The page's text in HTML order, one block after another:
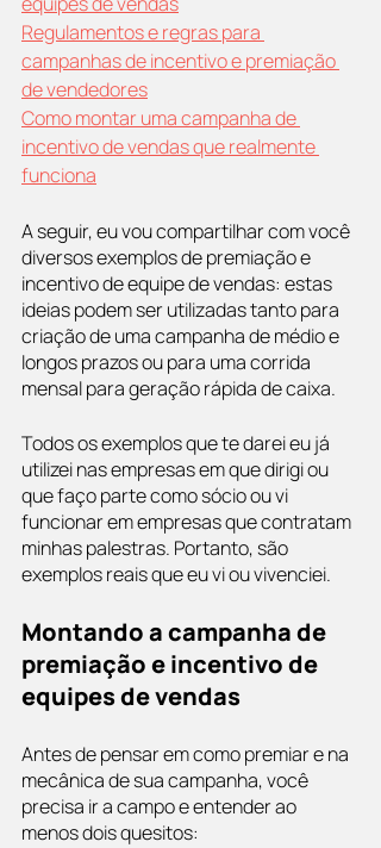
Regulamentos e regras para
campanhas de incentivo e premiação
de vendedores
Como montar uma campanha de
incentivo de vendas que realmente
funciona
A seguir, eu vou compartilhar com você
diversos exemplos de premiação e
incentivo de equipe de vendas: estas
ideias podem ser utilizadas tanto para
criação de uma campanha de médio e
longos prazos ou para uma corrida
mensal para geração rápida de caixa.
Todos os exemplos que te darei eu já
utilizei nas empresas em que dirigi ou
que faço parte como sócio ou vi
funcionar em empresas que contratam
minhas palestras. Portanto, são
exemplos reais que eu vi ou vivenciei.
Montando a campanha de
premiação e incentivo de
equipes de vendas
Antes de pensar em como premiar e na
mecânica de sua campanha, você
precisa ir a campo e entender ao
menos dois quesitos: